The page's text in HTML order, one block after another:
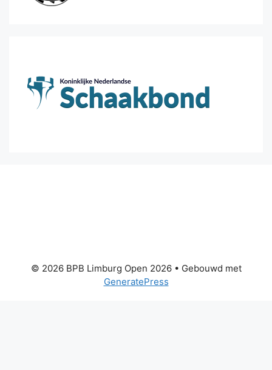
© 2026 BPB Limburg Open 2026• Gebouwd met
GeneratePress